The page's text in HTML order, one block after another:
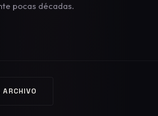
pocas décadas.